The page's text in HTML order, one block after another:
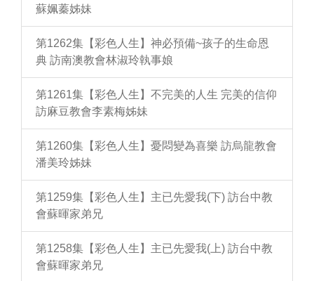
蘇姵蓁姊妹
第1262集【彩色人生】神必預備~孩子的生命恩
典 訪南澳教會林淑玲執事娘
第1261集【彩色人生】不完美的人生 完美的信仰
訪麻豆教會李素梅姊妹
第1260集【彩色人生】憂悶變為喜樂 訪烏龍教會
潘美玲姊妹
第1259集【彩色人生】主已先愛我(下) 訪台中教
會蘇暉家弟兄
第1258集【彩色人生】主已先愛我(上) 訪台中教
會蘇暉家弟兄